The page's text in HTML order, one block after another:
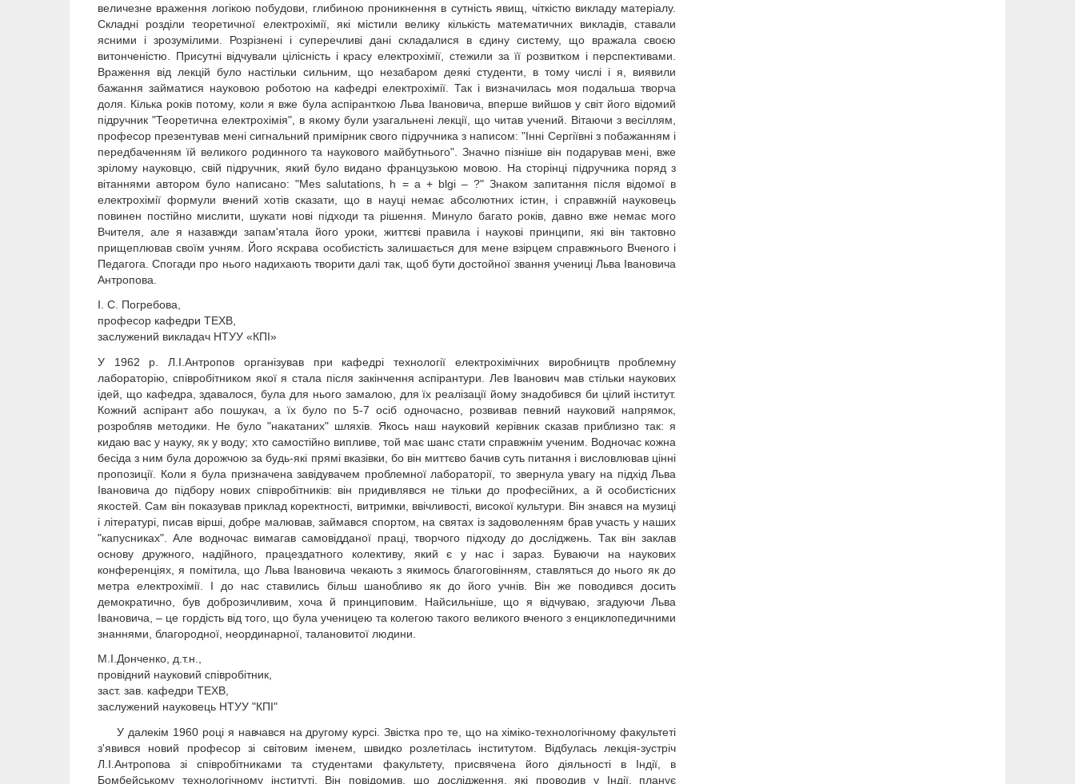
величезне враження логікою побудови, глибиною проникнення в сутність явищ, чіткістю викладу матеріалу.
Складні розділи теоретичної електрохімії, які містили велику кількість математичних викладів, ставали
ясними і зрозумілими. Розрізнені і суперечливі дані складалися в єдину систему, що вражала своєю
витонченістю. Присутні відчували цілісність і красу електрохімії, стежили за її розвитком і перспективами.
Враження від лекцій було настільки сильним, що незабаром деякі студенти, в тому числі і я, виявили
бажання займатися науковою роботою на кафедрі електрохімії. Так і визначилась моя подальша творча
доля. Кілька років потому, коли я вже була аспіранткою Льва Івановича, вперше вийшов у світ його відомий
підручник "Теоретична електрохімія", в якому були узагальнені лекції, що читав учений. Вітаючи з весіллям,
професор презентував мені сигнальний примірник свого підручника з написом: "Інні Сергіївні з побажанням і
передбаченням їй великого родинного та наукового майбутнього". Значно пізніше він подарував мені, вже
зрілому науковцю, свій підручник, який було видано французькою мовою. На сторінці підручника поряд з
вітаннями автором було написано: "Mes salutations, h = a + blgi – ?" Знаком запитання після відомої в
електрохімії формули вчений хотів сказати, що в науці немає абсолютних істин, і справжній науковець
повинен постійно мислити, шукати нові підходи та рішення. Минуло багато років, давно вже немає мого
Вчителя, але я назавжди запам'ятала його уроки, життєві правила і наукові принципи, які він тактовно
прищеплював своїм учням. Його яскрава особистість залишається для мене взірцем справжнього Вченого і
Педагога. Спогади про нього надихають творити далі так, щоб бути достойної звання учениці Льва Івановича
Антропова.
І. С. Погребова,
професор кафедри ТЕХВ,
заслужений викладач НТУУ «КПІ»
У 1962 р. Л.І.Антропов організував при кафедрі технології електрохімічних виробництв проблемну
лабораторію, співробітником якої я стала після закінчення аспірантури. Лев Іванович мав стільки наукових
ідей, що кафедра, здавалося, була для нього замалою, для їх реалізації йому знадобився би цілий інститут.
Кожний аспірант або пошукач, а їх було по 5-7 осіб одночасно, розвивав певний науковий напрямок,
розробляв методики. Не було "накатаних" шляхів. Якось наш науковий керівник сказав приблизно так: я
кидаю вас у науку, як у воду; хто самостійно випливе, той має шанс стати справжнім ученим. Водночас кожна
бесіда з ним була дорожчою за будь-які прямі вказівки, бо він миттєво бачив суть питання і висловлював цінні
пропозиції. Коли я була призначена завідувачем проблемної лабораторії, то звернула увагу на підхід Льва
Івановича до підбору нових співробітників: він придивлявся не тільки до професійних, а й особистісних
якостей. Сам він показував приклад коректності, витримки, ввічливості, високої культури. Він знався на музиці
і літературі, писав вірші, добре малював, займався спортом, на святах із задоволенням брав участь у наших
"капусниках". Але водночас вимагав самовідданої праці, творчого підходу до досліджень. Так він заклав
основу дружного, надійного, працездатного колективу, який є у нас і зараз. Буваючи на наукових
конференціях, я помітила, що Льва Івановича чекають з якимось благоговінням, ставляться до нього як до
метра електрохімії. І до нас ставились більш шанобливо як до його учнів. Він же поводився досить
демократично, був доброзичливим, хоча й принциповим. Найсильніше, що я відчуваю, згадуючи Льва
Івановича, – це гордість від того, що була ученицею та колегою такого великого вченого з енциклопедичними
знаннями, благородної, неординарної, талановитої людини.
М.І.Донченко, д.т.н.,
провідний науковий співробітник,
заст. зав. кафедри ТЕХВ,
заслужений науковець НТУУ "КПІ"
У далекім 1960 році я навчався на другому курсі. Звістка про те, що на хіміко-технологічному факультеті
з'явився новий професор зі світовим іменем, швидко розлетілась інститутом. Відбулась лекція-зустріч
Л.І.Антропова зі співробітниками та студентами факультету, присвячена його діяльності в Індії, в
Бомбейському технологічному інституті. Він повідомив, що дослідження, які проводив у Індії, планує